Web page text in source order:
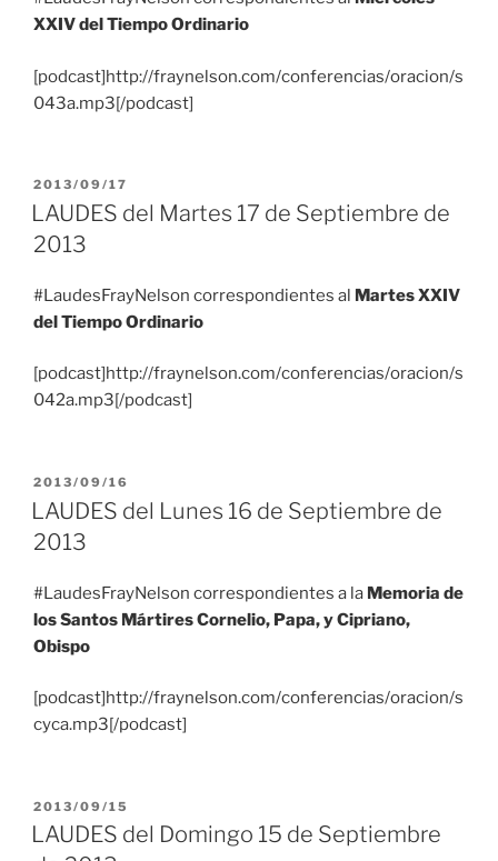
XXIV del Tiempo Ordinario
[podcast]http://fraynelson.com/conferencias/oracion/s
043a.mp3[/podcast]
PUBLICADO
EL
2013/09/17
LAUDES del Martes 17 de Septiembre de
2013
#LaudesFrayNelson correspondientes al Martes XXIV
del Tiempo Ordinario
[podcast]http://fraynelson.com/conferencias/oracion/s
042a.mp3[/podcast]
PUBLICADO
EL
2013/09/16
LAUDES del Lunes 16 de Septiembre de
2013
#LaudesFrayNelson correspondientes a la Memoria de
los Santos Mártires Cornelio, Papa, y Cipriano,
Obispo
[podcast]http://fraynelson.com/conferencias/oracion/s
cyca.mp3[/podcast]
PUBLICADO
EL
2013/09/15
LAUDES del Domingo 15 de Septiembre